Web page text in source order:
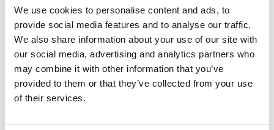
We use cookies to personalise content and ads, to
provide social media features and to analyse our traffic.
We also share information about your use of our site with
our social media, advertising and analytics partners who
may combine it with other information that you’ve
provided to them or that they’ve collected from your use
of their services.
PV-BAK-0300 PAPIER DE CUISSON